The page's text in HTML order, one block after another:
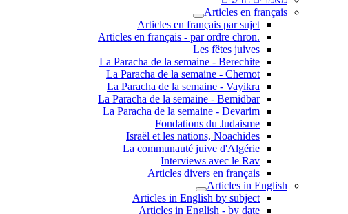
Articles en français
Articles en français par sujet
.Articles en français - par ordre chron
Les fêtes juives
La Paracha de la semaine - Berechite
La Paracha de la semaine - Chemot
La Paracha de la semaine - Vayikra
La Paracha de la semaine - Bemidbar
La Paracha de la semaine - Devarim
Fondations du Judaisme
Israël et les nations, Noachides
La communauté juive d'Algérie
Interviews avec le Rav
Articles divers en français
Articles in English
Articles in English by subject
Articles in English - by date